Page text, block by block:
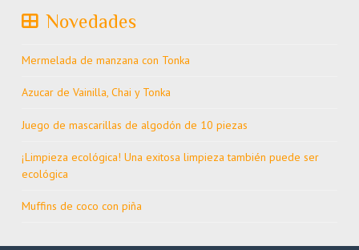
Novedades
Mermelada de manzana con Tonka
Azucar de Vainilla, Chai y Tonka
Juego de mascarillas de algodón de 10 piezas
¡Limpieza ecológica! Una exitosa limpieza también puede ser
ecológica
Muffins de coco con piña